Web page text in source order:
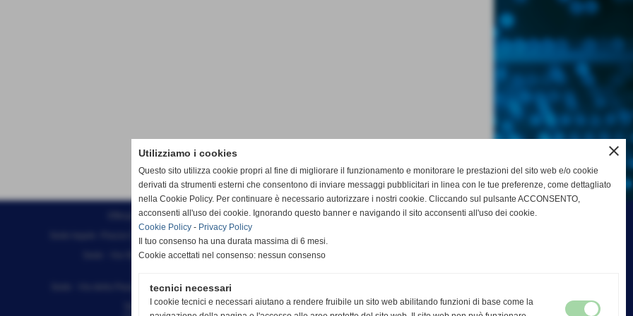
Effesystem di Fabio Favati
Sede legale -Piazza Carducci 18 55045 Pietrasanta (LU)
Sede - Via Ottorino Ciabattini Viareggio
Sede - Via della Piazza Bianca 15 56025 Pontedera (PI)
Tel. 05841530394
close
Utilizziamo i cookies
Questo sito utilizza cookie propri al fine di migliorare il funzionamento e monitorare le prestazioni del sito web e/o cookie
derivati da strumenti esterni che consentono di inviare messaggi pubblicitari in linea con le tue preferenze, come dettagliato
nella Cookie Policy. Per continuare è necessario autorizzare i nostri cookie. Cliccando sul pulsante ACCONSENTO,
acconsenti all'uso dei cookie. Ignorando questo banner e navigando il sito acconsenti all'uso dei cookie.
Cookie Policy - Privacy Policy
Il tuo consenso ha una durata massima di 6 mesi.
Cookie accettati nel consenso: nessun consenso
tecnici necessari
I cookie tecnici e necessari aiutano a rendere fruibile un sito web abilitando funzioni di base come la